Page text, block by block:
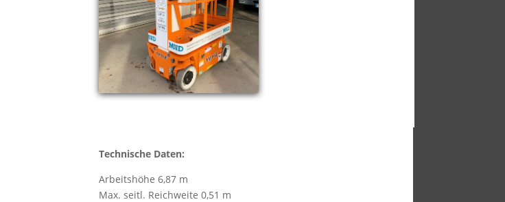
Technische Daten:
Arbeitshöhe 6,87 m
Max. seitl. Reichweite 0,51 m